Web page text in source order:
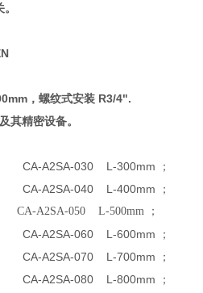
，螺纹式安装 R3/4".
其精密设备。
CA-A2SA-030 L-300mm ；
CA-A2SA-040 L-400mm ；
CA-A2SA-050 L-500mm ；
CA-A2SA-060 L-600mm ；
CA-A2SA-070 L-700mm ；
CA-A2SA-080 L-800mm ；